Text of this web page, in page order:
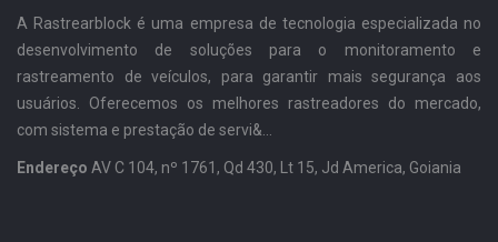
A Rastrearblock é uma empresa de tecnologia especializada no
desenvolvimento de soluções para o monitoramento e
rastreamento de veículos, para garantir mais segurança aos
usuários. Oferecemos os melhores rastreadores do mercado,
com sistema e prestação de servi&...
Endereço AV C 104, nº 1761, Qd 430, Lt 15, Jd America, Goiania